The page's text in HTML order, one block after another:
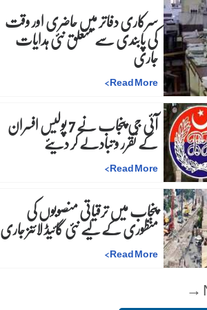
سرکاری دفاتر میں حاضری اور وقت
کی پابندی سے متعلق نئی ہدایات
جاری
Read More
>
آئی جی پنجاب نے 7 پولیس افسرانکے تقرر و تبادلے کر دیئے
Read More
>
پنجاب میں ترقیاتی منصوبوں کی
منظوری کے لیے نئی گائیڈ لائنز جاری
Read More
>